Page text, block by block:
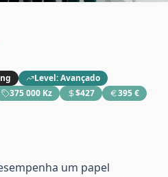
Level:Avançado
375 000 Kz $427 395 €
um papel